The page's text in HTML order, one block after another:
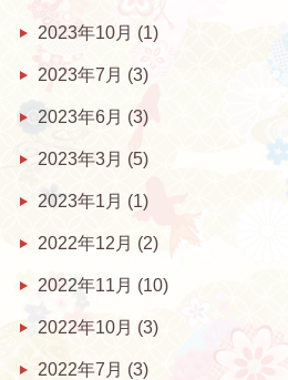
2023年10月 (1)
2023年7月 (3)
2023年6月 (3)
2023年3月 (5)
2023年1月 (1)
2022年12月 (2)
2022年11月 (10)
2022年10月 (3)
2022年7月 (3)